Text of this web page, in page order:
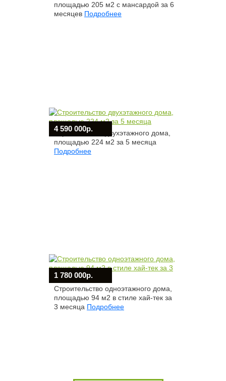
площадью 205 м2 с мансардой за 6
месяцев Подробнее
4 590 000р.
Строительство двухэтажного дома,
площадью 224 м2 за 5 месяца
Подробнее
1 780 000р.
Строительство одноэтажного дома,
площадью 94 м2 в стиле хай-тек за
3 месяца Подробнее